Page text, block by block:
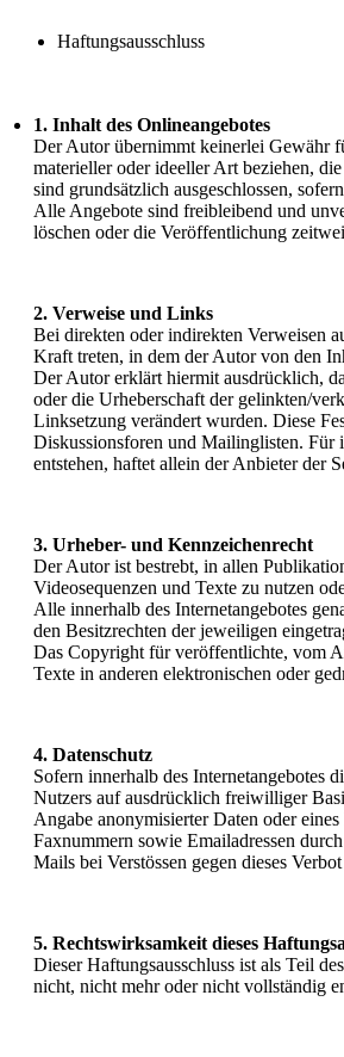
Haftungsausschluss
1. Inhalt des Onlineangebotes
Der Autor übernimmt keinerlei Gewähr
materieller oder ideeller Art beziehen,
sind grundsätzlich ausgeschlossen,
Alle Angebote sind freibleibend und
löschen oder die Veröffentlichung
2. Verweise und Links
Bei direkten oder indirekten Verweisen
Kraft treten, in dem der Autor von den
Der Autor erklärt hiermit ausdrücklich,
oder die Urheberschaft der gelinkten/
Linksetzung verändert wurden. Diese
Diskussionsforen und Mailinglisten. Für
entstehen, haftet allein der Anbieter der
3. Urheber- und Kennzeichenrecht
Der Autor ist bestrebt, in allen
Videosequenzen und Texte zu nutzen
Alle innerhalb des Internetangebotes
den Besitzrechten der jeweiligen
Das Copyright für veröffentlichte, vom
Texte in anderen elektronischen oder
4. Datenschutz
Sofern innerhalb des Internetangebotes
Nutzers auf ausdrücklich freiwilliger
Angabe anonymisierter Daten oder
Faxnummern sowie Emailadressen
Mails bei Verstössen gegen dieses
5. Rechtswirksamkeit dieses
Dieser Haftungsausschluss ist als Teil
nicht, nicht mehr oder nicht vollständig